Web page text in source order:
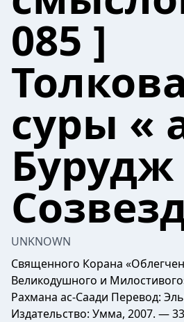
085 ]
cуры «
Бурудж
UNKNOWN
Священного Корана
Великодушного и
Рахмана ас-Саади Перевод:
Издательство: Умма, 2007. —